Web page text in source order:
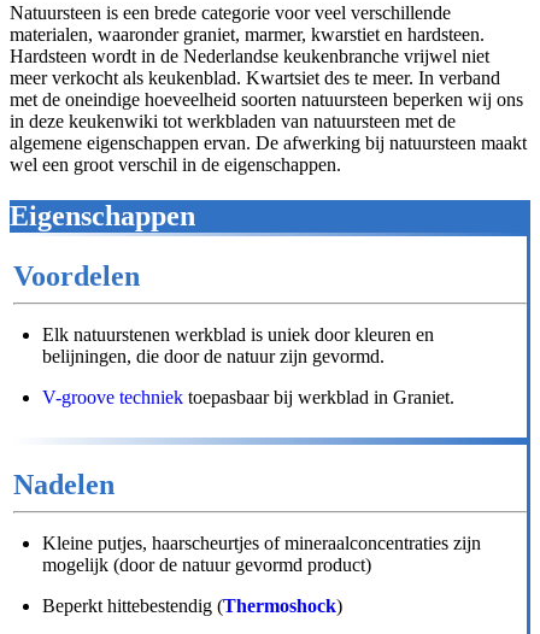
Natuursteen is een brede categorie voor veel verschillende
materialen, waaronder graniet, marmer, kwarstiet en hardsteen.
Hardsteen wordt in de Nederlandse keukenbranche vrijwel niet
meer verkocht als keukenblad. Kwartsiet des te meer. In verband
met de oneindige hoeveelheid soorten natuursteen beperken wij ons
in deze keukenwiki tot werkbladen van natuursteen met de
algemene eigenschappen ervan. De afwerking bij natuursteen maakt
wel een groot verschil in de eigenschappen.
Eigenschappen
Voordelen
Elk natuurstenen werkblad is uniek door kleuren en
belijningen, die door de natuur zijn gevormd.
V-groove techniek toepasbaar bij werkblad in Graniet.
Nadelen
Kleine putjes, haarscheurtjes of mineraalconcentraties zijn
mogelijk (door de natuur gevormd product)
Beperkt hittebestendig (Thermoshock)